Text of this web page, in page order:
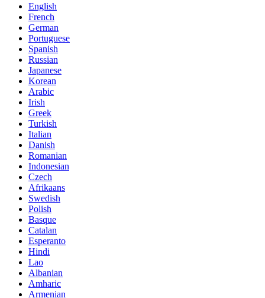
English
French
German
Portuguese
Spanish
Russian
Japanese
Korean
Arabic
Irish
Greek
Turkish
Italian
Danish
Romanian
Indonesian
Czech
Afrikaans
Swedish
Polish
Basque
Catalan
Esperanto
Hindi
Lao
Albanian
Amharic
Armenian